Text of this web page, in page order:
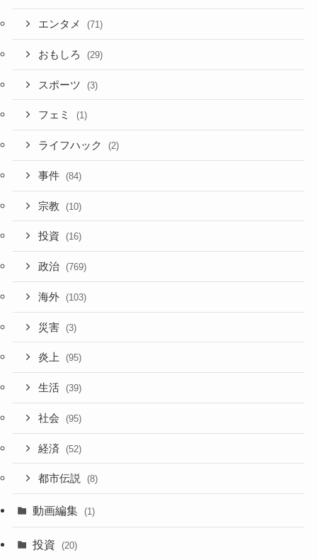
エンタメ (71)
おもしろ (29)
スポーツ (3)
フェミ (1)
ライフハック (2)
事件 (84)
宗教 (10)
投資 (16)
政治 (769)
海外 (103)
災害 (3)
炎上 (95)
生活 (39)
社会 (95)
経済 (52)
都市伝説 (8)
動画編集 (1)
投資 (20)